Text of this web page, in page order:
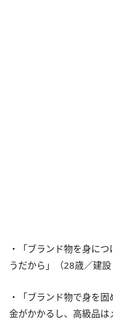
・「ブランド物を身に
うだから」（28歳／建設
・「ブランド物で身を
金がかかるし、高級品は